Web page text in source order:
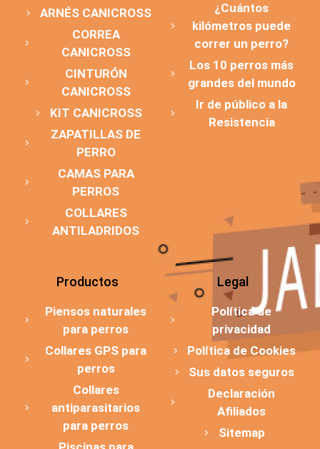
ARNÉS CANICROSS
CORREA
CANICROSS
CINTURÓN
CANICROSS
KIT CANICROSS
ZAPATILLAS DE
PERRO
CAMAS PARA
PERROS
COLLARES
ANTILADRIDOS
¿Cuántos
kilómetros puede
correr un perro?
Los 10 perros más
grandes del mundo
Ir de público a la
Resistencia
Productos
Piensos naturales
para perros
Collares GPS para
perros
Collares
antiparasitarios
para perros
Legal
Política de
privacidad
Política de Cookies
Sus datos seguros
Declaración
Afiliados
Sitemap